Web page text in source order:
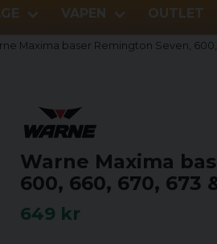
VAPEN OUTLET
Maxima baser Remington Seven, 600,
Warne Maxima
600, 660, 670, 673
649 kr